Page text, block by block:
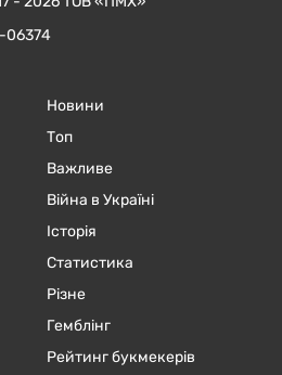
06374
Новини
Топ
Важливе
Війна в Україні
Історія
Статистика
Різне
Гемблінг
Рейтинг букмекерів